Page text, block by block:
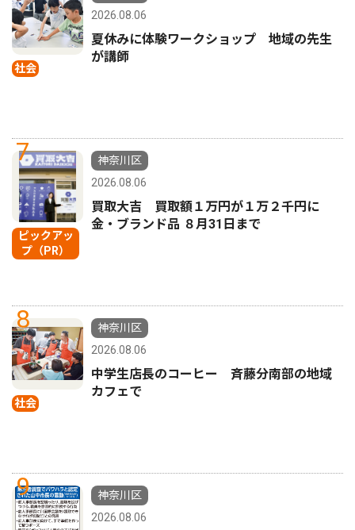
社会
2026.08.06
夏休みに体験ワークショップ 地域の先生
が講師
7
ピックアッ
プ（PR）
神奈川区
2026.08.06
買取大吉 買取額１万円が１万２千円に
金・ブランド品 ８月31日まで
8
社会
神奈川区
2026.08.06
中学生店長のコーヒー 斉藤分南部の地域
カフェで
9
神奈川区
2026.08.06